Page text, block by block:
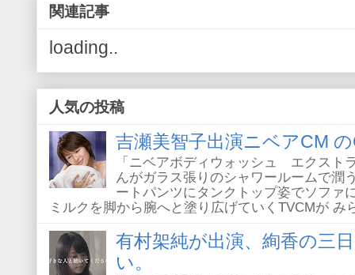
関連記事
loading..
人気の投稿
吉瀬美智子出演ニベアCM
「ニベアボディウォッシュ エクスト
んがガラス張りのシャワールームで潤
ートパンツにタンクトップ姿でソファ
ミルクを脚から腕へと塗り広げていくTVCMが み
有村架純が出演、絢香の三
い。